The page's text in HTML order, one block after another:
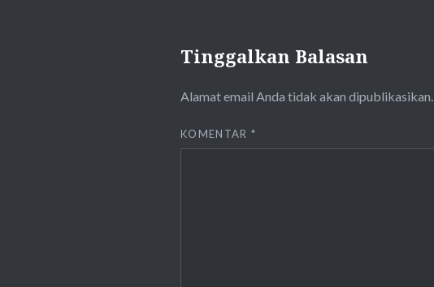
Tinggalkan Balasan
Alamat email Anda tidak akan dipublikasikan.
KOMENTAR *